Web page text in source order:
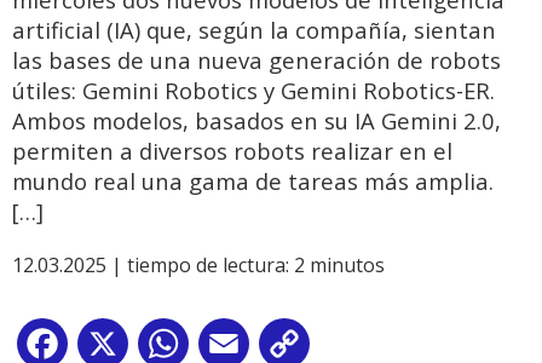
artificial (IA) que, según la compañía, sientan
las bases de una nueva generación de robots
útiles: Gemini Robotics y Gemini Robotics-ER.
Ambos modelos, basados ​​en su IA Gemini 2.0,
permiten a diversos robots realizar en el
mundo real una gama de tareas más amplia.
[…]
12.03.2025 | tiempo de lectura: 2 minutos
Facebook
X WhatsApp
Email